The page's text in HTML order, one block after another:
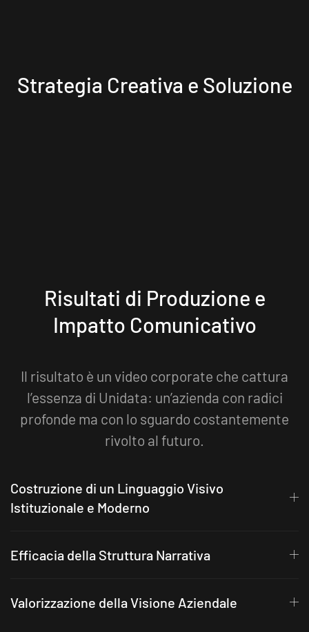
Strategia Creativa e Soluzione
Risultati di Produzione e
Impatto Comunicativo
Il risultato è un video corporate che cattura
l’essenza di Unidata: un’azienda con radici
profonde ma con lo sguardo costantemente
rivolto al futuro.
Costruzione di un Linguaggio Visivo
Istituzionale e Moderno
Efficacia della Struttura Narrativa
Valorizzazione della Visione Aziendale